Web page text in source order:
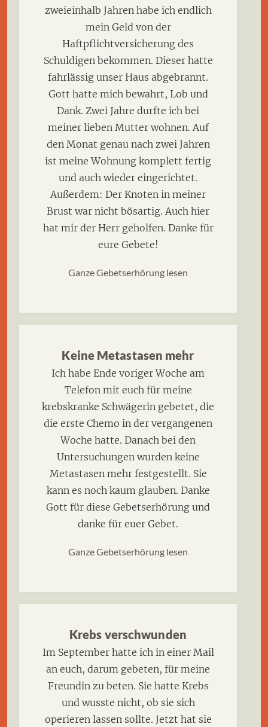
zweieinhalb Jahren habe ich endlich
mein Geld von der
Haftpflichtversicherung des
Schuldigen bekommen. Dieser hatte
fahrlässig unser Haus abgebrannt.
Gott hatte mich bewahrt, Lob und
Dank. Zwei Jahre durfte ich bei
meiner lieben Mutter wohnen. Auf
den Monat genau nach zwei Jahren
ist meine Wohnung komplett fertig
und auch wieder eingerichtet.
Außerdem: Der Knoten in meiner
Brust war nicht bösartig. Auch hier
hat mir der Herr geholfen. Danke für
eure Gebete!
Ganze Gebetserhörung lesen
Keine Metastasen mehr
Ich habe Ende voriger Woche am
Telefon mit euch für meine
krebskranke Schwägerin gebetet, die
die erste Chemo in der vergangenen
Woche hatte. Danach bei den
Untersuchungen wurden keine
Metastasen mehr festgestellt. Sie
kann es noch kaum glauben. Danke
Gott für diese Gebetserhörung und
danke für euer Gebet.
Ganze Gebetserhörung lesen
Krebs verschwunden
Im September hatte ich in einer Mail
an euch, darum gebeten, für meine
Freundin zu beten. Sie hatte Krebs
und wusste nicht, ob sie sich
operieren lassen sollte. Jetzt hat sie